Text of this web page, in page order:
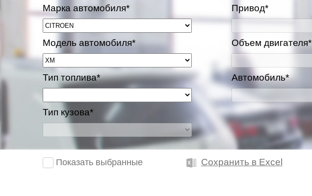
Марка автомобиля*
Модель автомобиля*
Тип топлива*
Тип кузова*
Привод*
Объем двигателя*
Автомобиль*
Показать выбранные Сохранить в Excel